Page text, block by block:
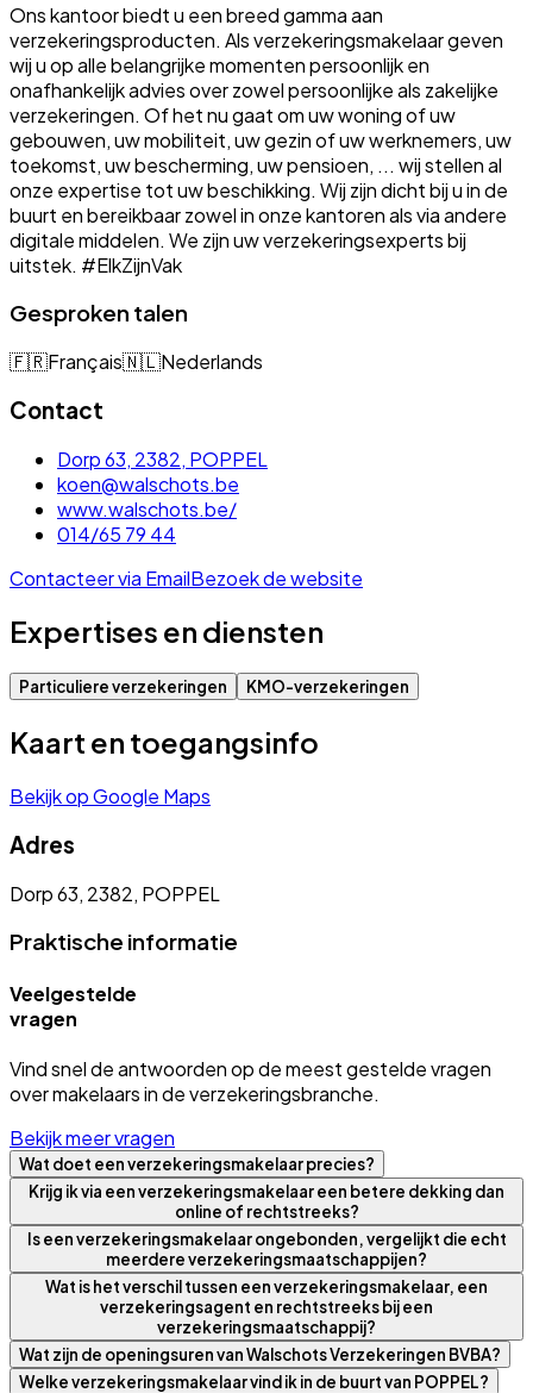
Ons kantoor biedt u een breed gamma aan
verzekeringsproducten. Als verzekeringsmakelaar geven
wij u op alle belangrijke momenten persoonlijk en
onafhankelijk advies over zowel persoonlijke als zakelijke
verzekeringen. Of het nu gaat om uw woning of uw
gebouwen, uw mobiliteit, uw gezin of uw werknemers, uw
toekomst, uw bescherming, uw pensioen, ... wij stellen al
onze expertise tot uw beschikking. Wij zijn dicht bij u in de
buurt en bereikbaar zowel in onze kantoren als via andere
digitale middelen. We zijn uw verzekeringsexperts bij
uitstek. #ElkZijnVak
Gesproken talen
🇫🇷Français🇳🇱Nederlands
Contact
Dorp 63, 2382, POPPEL
koen@walschots.be
www.walschots.be/
014/65 79 44
Contacteer via EmailBezoek de website
Expertises en diensten
Particuliere verzekeringen KMO-verzekeringen
Kaart en toegangsinfo
Bekijk op Google Maps
Adres
Dorp 63, 2382, POPPEL
Praktische informatie
Veelgestelde
vragen
Vind snel de antwoorden op de meest gestelde vragen
over makelaars in de verzekeringsbranche.
Bekijk meer vragen
Wat doet een verzekeringsmakelaar precies?
Krijg ik via een verzekeringsmakelaar een betere dekking dan
online of rechtstreeks?
Is een verzekeringsmakelaar ongebonden, vergelijkt die echt
meerdere verzekeringsmaatschappijen?
Wat is het verschil tussen een verzekeringsmakelaar, een
verzekeringsagent en rechtstreeks bij een
verzekeringsmaatschappij?
Wat zijn de openingsuren van Walschots Verzekeringen BVBA?
Welke verzekeringsmakelaar vind ik in de buurt van POPPEL?